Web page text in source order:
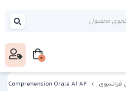
فرانسوی Comprehension Orale A1 A2
0